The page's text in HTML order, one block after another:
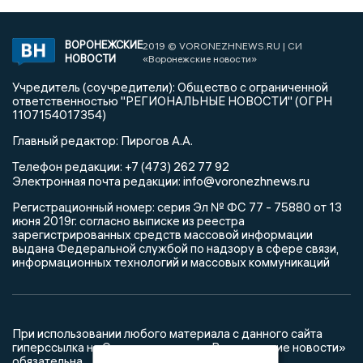
ВОРОНЕЖСКИЕ
НОВОСТИ
2019 © VORONEZHNEWS.RU | СИ
«Воронежские новости»
Учредитель (соучредители): Общество с ограниченной
ответственностью "РЕГИОНАЛЬНЫЕ НОВОСТИ" (ОГРН
1107154017354)
Главный редактор: Пирогов А.А.
Телефон редакции: +7 (473) 262 77 92
Электронная почта редакции: info@voronezhnews.ru
Регистрационный номер: серия Эл № ФС 77 - 75880 от 13
июня 2019г. согласно выписке из реестра
зарегистрированных средств массовой информации
выдана Федеральной службой по надзору в сфере связи,
информационных технологий и массовых коммуникаций
При использовании любого материала с данного сайта
гиперссылка на Сетевое издание «Воронежские новости»